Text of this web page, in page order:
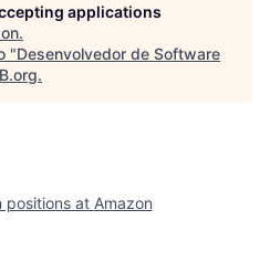
applications
.
"Desenvolvedor de Software
.
positions at Amazon